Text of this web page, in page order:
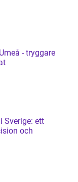
- tryggare
Sverige: ett
och